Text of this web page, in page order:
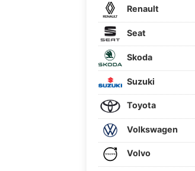
Renault
Seat
Skoda
Suzuki
Toyota
Volkswagen
Volvo